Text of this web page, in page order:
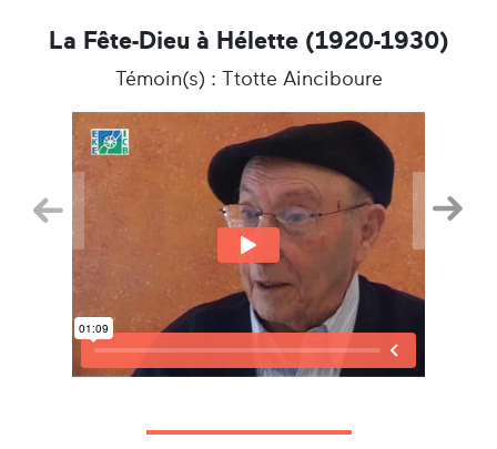
La Fête-Dieu à Hélette (1920-1930)
Témoin(s) : Ttotte Ainciboure
Précedent